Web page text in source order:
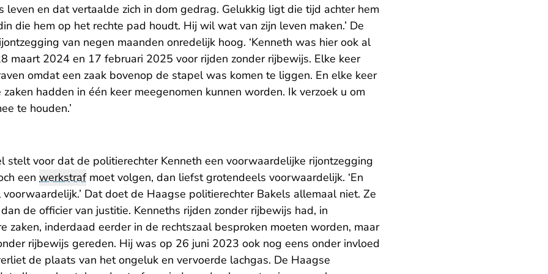
leven en dat vertaalde zich in dom gedrag. Gelukkig ligt die tijd achter hem
die hem op het rechte pad houdt. Hij wil wat van zijn leven maken.’ De
van negen maanden onredelijk hoog. ‘Kenneth was hier ook al
maart 2024 en 17 februari 2025 voor rijden zonder rijbewijs. Elke keer
omdat een zaak bovenop de stapel was komen te liggen. En elke keer
hadden in één keer meegenomen kunnen worden. Ik verzoek u om
te houden.’
stelt voor dat de politierechter Kenneth een voorwaardelijke rijontzegging
een werkstrafmoet volgen, dan liefst grotendeels voorwaardelijk. ‘En
Dat doet de Haagse politierechter Bakels allemaal niet. Ze
de officier van justitie. Kenneths rijden zonder rijbewijs had, in
zaken, inderdaad eerder in de rechtszaal besproken moeten worden, maar
rijbewijs gereden. Hij was op 26 juni 2023 ook nog eens onder invloed
de plaats van het ongeluk en vervoerde lachgas. De Haagse